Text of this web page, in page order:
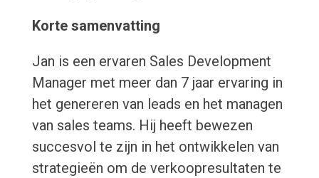
Korte samenvatting
Jan is een ervaren Sales Development
Manager met meer dan 7 jaar ervaring in
het genereren van leads en het managen
van sales teams. Hij heeft bewezen
succesvol te zijn in het ontwikkelen van
strategieën om de verkoopresultaten te